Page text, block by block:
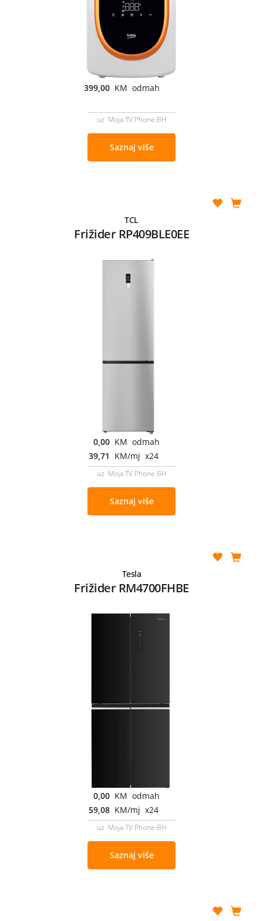
399,00 KM odmah
uz Moja TV Phone BH
Saznaj više
TCL
Frižider RP409BLE0EE
0,00 KM odmah
39,71 KM/mj x24
uz Moja TV Phone BH
Saznaj više
Tesla
Frižider RM4700FHBE
0,00 KM odmah
59,08 KM/mj x24
uz Moja TV Phone BH
Saznaj više